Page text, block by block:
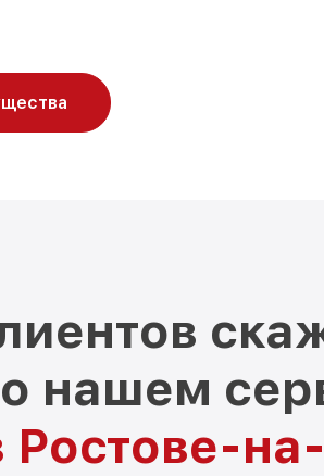
нашем
Ростове-